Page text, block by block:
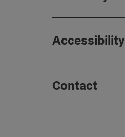
Accessibility
Contact